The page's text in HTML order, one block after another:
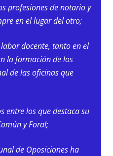
profesiones de notario y
en el lugar del otro;
docente, tanto en el
la formación de los
de las oficinas que
los que destaca su
y Foral;
de Oposiciones ha